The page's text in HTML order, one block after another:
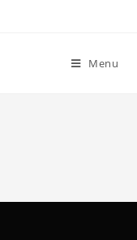
Menu